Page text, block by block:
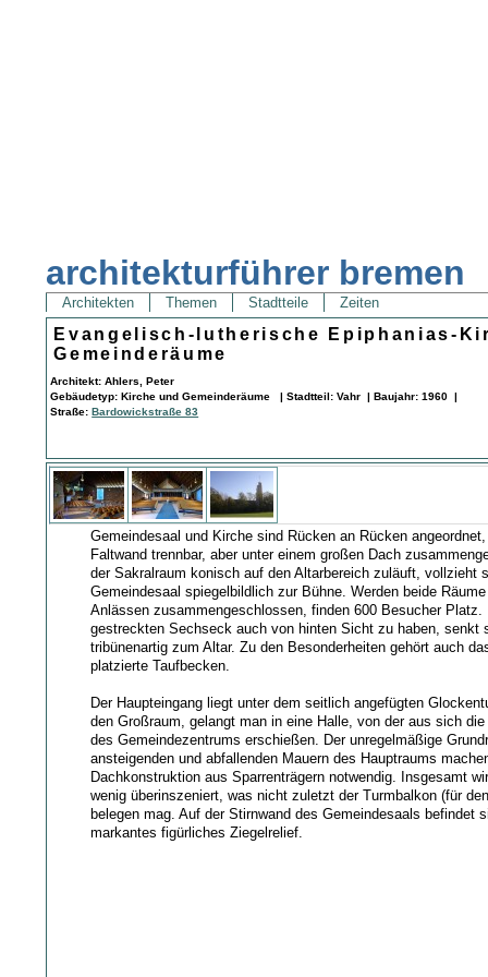
architekturführer bremen
Architekten Themen Stadtteile Zeiten
Evangelisch-lutherische Epiphanias-
Gemeinderäume
Architekt: Ahlers, Peter
Gebäudetyp: Kirche und Gemeinderäume | Stadtteil: Vahr | Baujahr: 1960 |
Straße:Bardowickstraße 83
Gemeindesaal und Kirche sind Rücken an Rücken
Faltwand trennbar, aber unter einem großen Dach
der Sakralraum konisch auf den Altarbereich zuläuft, vollzieht
Gemeindesaal spiegelbildlich zur Bühne. Werden beide
Anlässen zusammengeschlossen, finden 600 Besucher Platz.
gestreckten Sechseck auch von hinten Sicht zu haben, senkt
tribünenartig zum Altar. Zu den Besonderheiten gehört auch
platzierte Taufbecken.
Der Haupteingang liegt unter dem seitlich angefügten
den Großraum, gelangt man in eine Halle, von der aus sich
des Gemeindezentrums erschießen. Der unregelmäßige
ansteigenden und abfallenden Mauern des Hauptraums
Dachkonstruktion aus Sparrenträgern notwendig. Insgesamt
wenig überinszeniert, was nicht zuletzt der Turmbalkon (für
belegen mag. Auf der Stirnwand des Gemeindesaals befindet
markantes figürliches Ziegelrelief.